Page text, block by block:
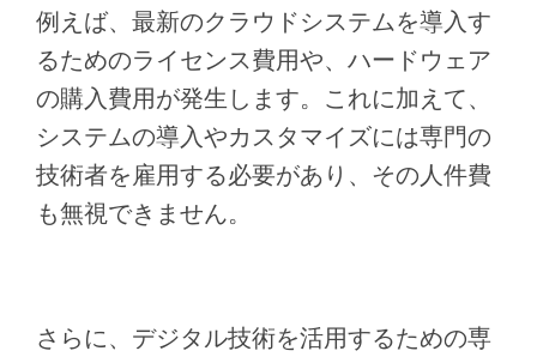
例えば、最新のクラウドシステムを導入す
るためのライセンス費用や、ハードウェア
の購入費用が発生します。これに加えて、
システムの導入やカスタマイズには専門の
技術者を雇用する必要があり、その人件費
も無視できません。
さらに、デジタル技術を活用するための専